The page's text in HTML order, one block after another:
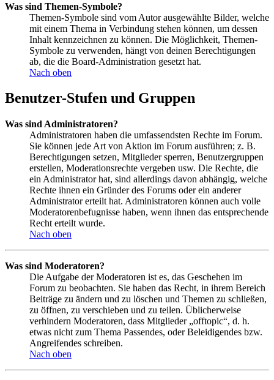
Was sind Themen-Symbole?
Themen-Symbole sind vom Autor ausgewählte Bilder, welche
mit einem Thema in Verbindung stehen können, um dessen
Inhalt kennzeichnen zu können. Die Möglichkeit, Themen-
Symbole zu verwenden, hängt von deinen Berechtigungen
ab, die die Board-Administration gesetzt hat.
Nach oben
Benutzer-Stufen und Gruppen
Was sind Administratoren?
Administratoren haben die umfassendsten Rechte im Forum.
Sie können jede Art von Aktion im Forum ausführen; z. B.
Berechtigungen setzen, Mitglieder sperren, Benutzergruppen
erstellen, Moderationsrechte vergeben usw. Die Rechte, die
ein Administrator hat, sind allerdings davon abhängig, welche
Rechte ihnen ein Gründer des Forums oder ein anderer
Administrator erteilt hat. Administratoren können auch volle
Moderatorenbefugnisse haben, wenn ihnen das entsprechende
Recht erteilt wurde.
Nach oben
Was sind Moderatoren?
Die Aufgabe der Moderatoren ist es, das Geschehen im
Forum zu beobachten. Sie haben das Recht, in ihrem Bereich
Beiträge zu ändern und zu löschen und Themen zu schließen,
zu öffnen, zu verschieben und zu teilen. Üblicherweise
verhindern Moderatoren, dass Mitglieder „offtopic“, d. h.
etwas nicht zum Thema Passendes, oder Beleidigendes bzw.
Angreifendes schreiben.
Nach oben